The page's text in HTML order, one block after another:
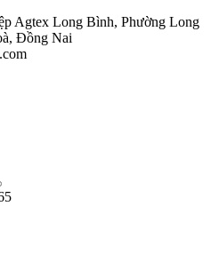
Agtex Long Bình, Phường Long
Đồng Nai